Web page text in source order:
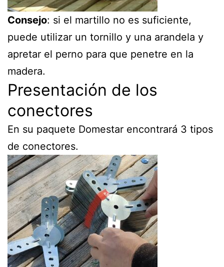
Consejo: si el martillo no es suficiente,
puede utilizar un tornillo y una arandela y
apretar el perno para que penetre en la
madera.
Presentación de los
conectores
En su paquete Domestar encontrará 3 tipos
de conectores.